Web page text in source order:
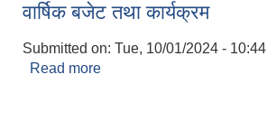
वार्षिक बजेट तथा कार्यक्रम
Submitted on: Tue, 10/01/2024 - 10:44
Read more